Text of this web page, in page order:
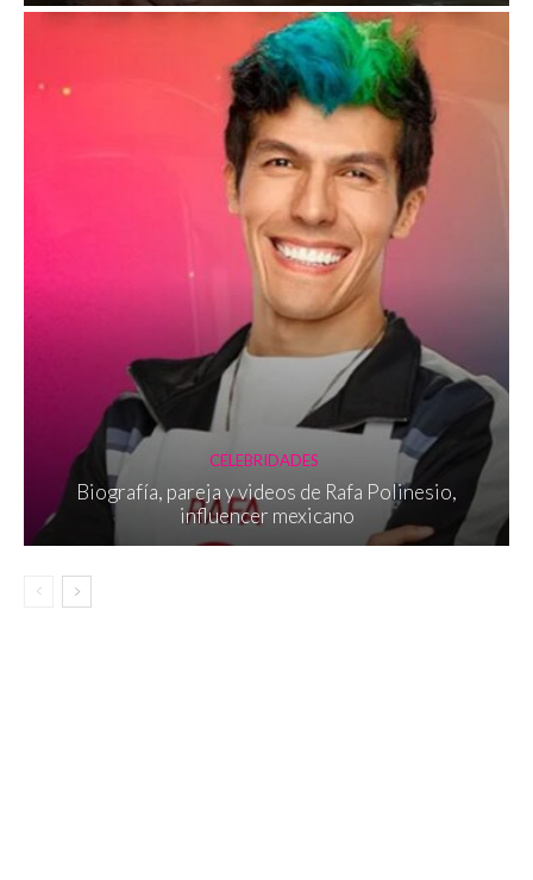
CELEBRIDADES
Biografía, pareja y videos de Rafa Polinesio,
influencer mexicano